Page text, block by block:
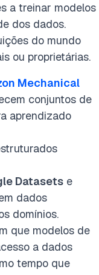
a treinar modelos
dos dados.
do mundo
ou proprietárias.
Mechanical
conjuntos de
aprendizado
Datasets e
dados
domínios.
que modelos de
a dados
tempo que